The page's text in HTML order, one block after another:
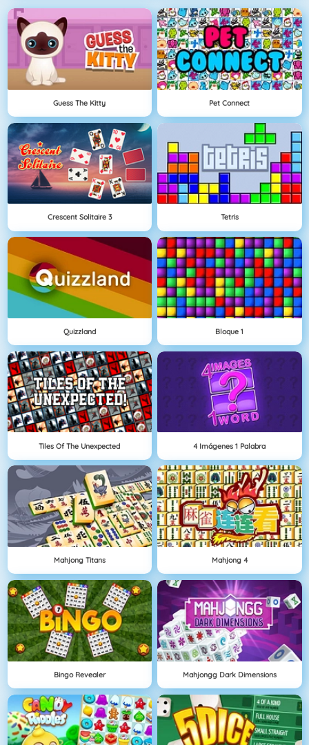
Guess The Kitty Pet Connect
Crescent Solitaire 3 Tetris
Quizzland Bloque 1
Tiles Of The Unexpected 4 Imágenes 1 Palabra
Mahjong Titans Mahjong 4
Bingo Revealer Mahjongg Dark Dimensions